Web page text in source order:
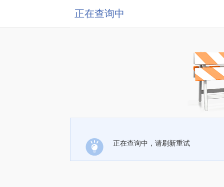
正在查询中
正在查询中，请刷新重试